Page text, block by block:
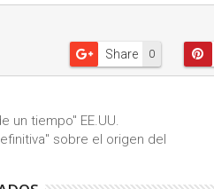
0
Share
un tiempo" EE.UU.
sobre el origen del